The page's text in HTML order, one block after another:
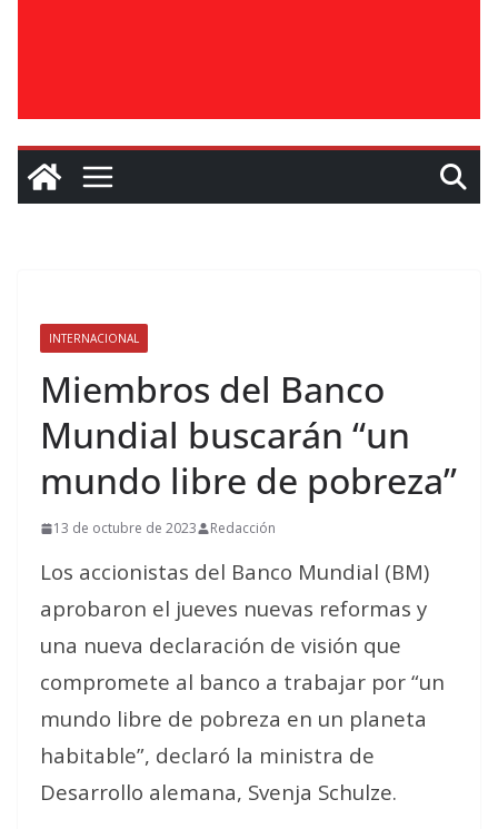
INTERNACIONAL
Miembros del Banco
Mundial buscarán “un
mundo libre de pobreza”
13 de octubre de 2023 Redacción
Los accionistas del Banco Mundial (BM)
aprobaron el jueves nuevas reformas y
una nueva declaración de visión que
compromete al banco a trabajar por “un
mundo libre de pobreza en un planeta
habitable”, declaró la ministra de
Desarrollo alemana, Svenja Schulze.